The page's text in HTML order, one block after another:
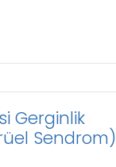
Gerginlik
Sendrom)